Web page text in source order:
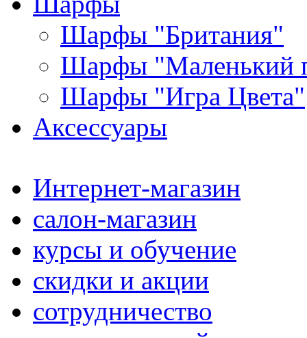
Шарфы "Британия"
Шарфы "Маленький
Шарфы "Игра Цвета"
Аксессуары
Интернет-магазин
салон-магазин
курсы и обучение
скидки и акции
сотрудничество